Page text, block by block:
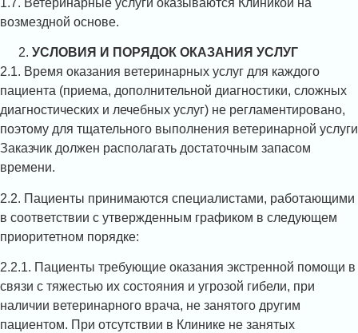
1.7. Ветеринарные услуги оказываются Клиникой на
возмездной основе.
УСЛОВИЯ И ПОРЯДОК ОКАЗАНИЯ УСЛУГ
2.1. Время оказания ветеринарных услуг для каждого
пациента (приема, дополнительной диагностики, сложных
диагностических и лечебных услуг) не регламентировано,
поэтому для тщательного выполнения ветеринарной услуги
Заказчик должен располагать достаточным запасом
времени.
2.2. Пациенты принимаются специалистами, работающими
в соответствии с утвержденным графиком в следующем
приоритетном порядке:
2.2.1. Пациенты требующие оказания экстренной помощи в
связи с тяжестью их состояния и угрозой гибели, при
наличии ветеринарного врача, не занятого другим
пациентом. При отсутствии в Клинике не занятых